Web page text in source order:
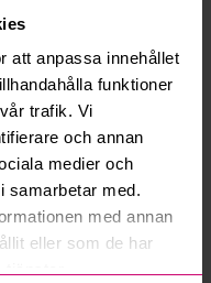
att anpassa innehållet
funktioner
trafik. Vi
och annan
medier och
samarbetar med.
med annan
eller som de har